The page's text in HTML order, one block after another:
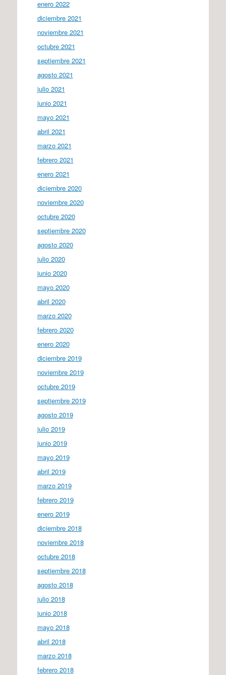
enero 2022
diciembre 2021
noviembre 2021
octubre 2021
septiembre 2021
agosto 2021
julio 2021
junio 2021
mayo 2021
abril 2021
marzo 2021
febrero 2021
enero 2021
diciembre 2020
noviembre 2020
octubre 2020
septiembre 2020
agosto 2020
julio 2020
junio 2020
mayo 2020
abril 2020
marzo 2020
febrero 2020
enero 2020
diciembre 2019
noviembre 2019
octubre 2019
septiembre 2019
agosto 2019
julio 2019
junio 2019
mayo 2019
abril 2019
marzo 2019
febrero 2019
enero 2019
diciembre 2018
noviembre 2018
octubre 2018
septiembre 2018
agosto 2018
julio 2018
junio 2018
mayo 2018
abril 2018
marzo 2018
febrero 2018